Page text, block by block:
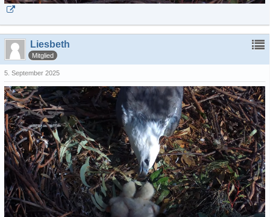
Liesbeth
Mitglied
5. September 2025